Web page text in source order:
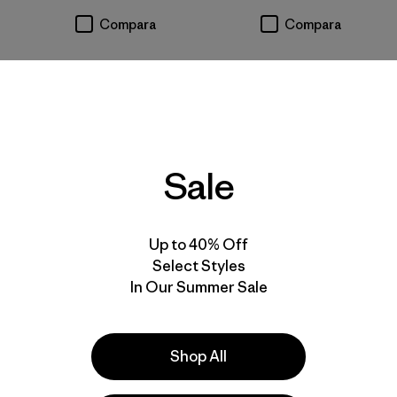
Compara Compara
W's Capilene® Cool
Sun Hoody
W's Capilene® Cool
Daily Shirt
Sale
Up to 40% Off
Select Styles
In Our Summer Sale
Shop All